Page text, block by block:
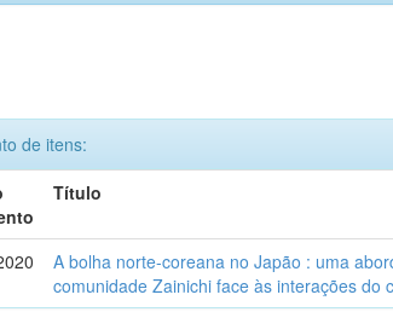
de itens:
Título
A bolha norte-coreana no Japão : uma
comunidade Zainichi face às interações do